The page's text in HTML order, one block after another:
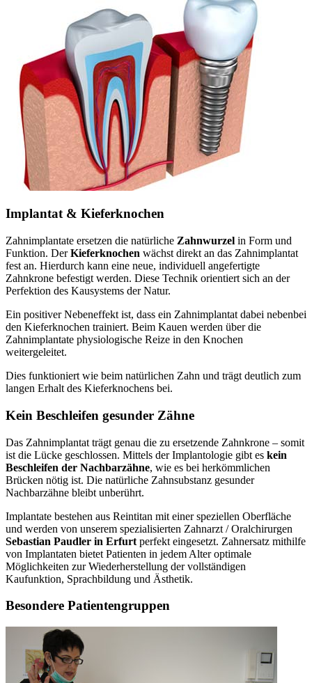
Implantat & Kieferknochen
Zahnimplantate ersetzen die natürliche Zahnwurzel in Form und
Funktion. DerKieferknochen wächst direkt an das Zahnimplantat
fest an. Hierdurch kann eine neue, individuell angefertigte
Zahnkrone befestigt werden. Diese Technik orientiert sich an der
Perfektion des Kausystems der Natur.
Ein positiver Nebeneffekt ist, dass ein Zahnimplantat dabei nebenbei
den Kieferknochen trainiert. Beim Kauen werden über die
Zahnimplantate physiologische Reize in den Knochen
weitergeleitet.
Dies funktioniert wie beim natürlichen Zahn und trägt deutlich zum
langen Erhalt des Kieferknochens bei.
Kein Beschleifen gesunder Zähne
Das Zahnimplantat trägt genau die zu ersetzende Zahnkrone – somit
ist die Lücke geschlossen. Mittels der Implantologie gibt es kein
Beschleifen der Nachbarzähne, wie es bei herkömmlichen
Brücken nötig ist. Die natürliche Zahnsubstanz gesunder
Nachbarzähne bleibt unberührt.
Implantate bestehen aus Reintitan mit einer speziellen Oberfläche
und werden von unserem spezialisierten Zahnarzt / Oralchirurgen
Sebastian Paudler in Erfurt perfekt eingesetzt. Zahnersatz mithilfe
von Implantaten bietet Patienten in jedem Alter optimale
Möglichkeiten zur Wiederherstellung der vollständigen
Kaufunktion, Sprachbildung und Ästhetik.
Besondere Patientengruppen